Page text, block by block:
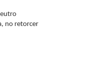
no retorcer